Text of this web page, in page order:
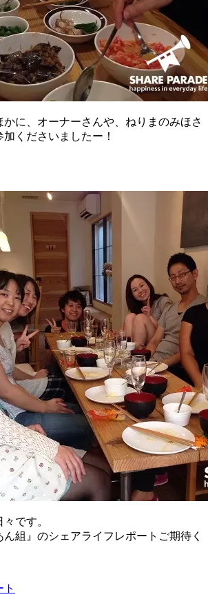
に、オーナーさんや、ねりまのみほさ
くださいましたー！
です。
組』のシェアライフレポートご期待く
ト